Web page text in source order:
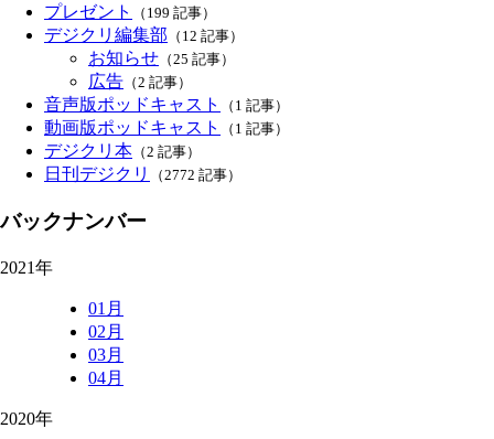
プレゼント （199 記事）
デジクリ編集部 （12 記事）
お知らせ （25 記事）
広告 （2 記事）
音声版ポッドキャスト （1 記事）
動画版ポッドキャスト （1 記事）
デジクリ本 （2 記事）
日刊デジクリ （2772 記事）
バックナンバー
2021年
01月
02月
03月
04月
2020年